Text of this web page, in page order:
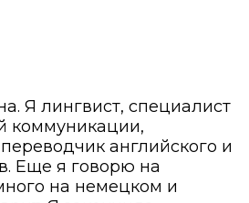
Я лингвист, специалист
коммуникации,
английского и
Еще я говорю на
на немецком и